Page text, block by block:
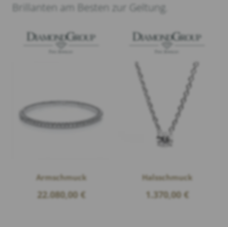
Brillanten am Besten zur Geltung.
Armschmuck
22.080,00 €
Halsschmuck
1.370,00 €